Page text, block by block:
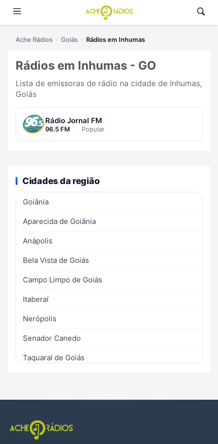
Ache Rádios Goiás Rádios em Inhumas
Rádios em Inhumas - GO
Lista de emissoras de rádio na cidade de Inhumas,
Goiás
Rádio Jornal FM
96.5 FM · Popular
Cidades da região
Goiânia
Aparecida de Goiânia
Anápolis
Bela Vista de Goiás
Campo Limpo de Goiás
Itaberaí
Nerópolis
Senador Canedo
Taquaral de Goiás